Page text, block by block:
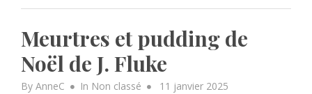
Meurtres et pudding de
Noël de J. Fluke
By AnneC In Non classé
Posted
11 janvier 2025